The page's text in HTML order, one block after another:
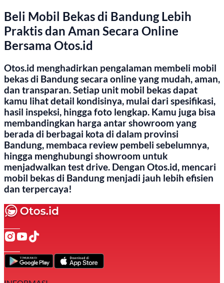
Beli Mobil Bekas di Bandung Lebih
Praktis dan Aman Secara Online
Bersama Otos.id
Otos.id menghadirkan pengalaman membeli mobil
bekas di Bandung secara online yang mudah, aman,
dan transparan. Setiap unit mobil bekas dapat
kamu lihat detail kondisinya, mulai dari spesifikasi,
hasil inspeksi, hingga foto lengkap. Kamu juga bisa
membandingkan harga antar showroom yang
berada di berbagai kota di dalam provinsi
Bandung, membaca review pembeli sebelumnya,
hingga menghubungi showroom untuk
menjadwalkan test drive. Dengan Otos.id, mencari
mobil bekas di Bandung menjadi jauh lebih efisien
dan terpercaya!